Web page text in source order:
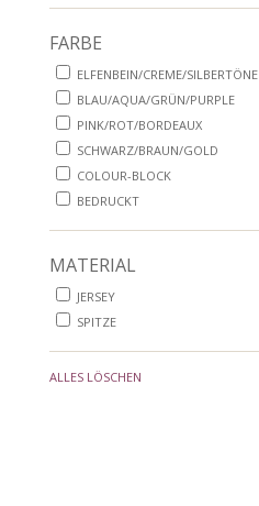
FARBE
ELFENBEIN/CREME/SILBERTÖNE
BLAU/AQUA/GRÜN/PURPLE
PINK/ROT/BORDEAUX
SCHWARZ/BRAUN/GOLD
COLOUR-BLOCK
BEDRUCKT
MATERIAL
JERSEY
SPITZE
ALLES LÖSCHEN